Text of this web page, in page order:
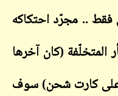
فقط .. مجرّد احتكاكه
المتخلّفة (كان آخرها
على كارت شحن) سوف